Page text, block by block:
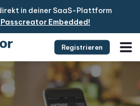
in deiner SaaS-Plattform
Embedded!
Registrieren